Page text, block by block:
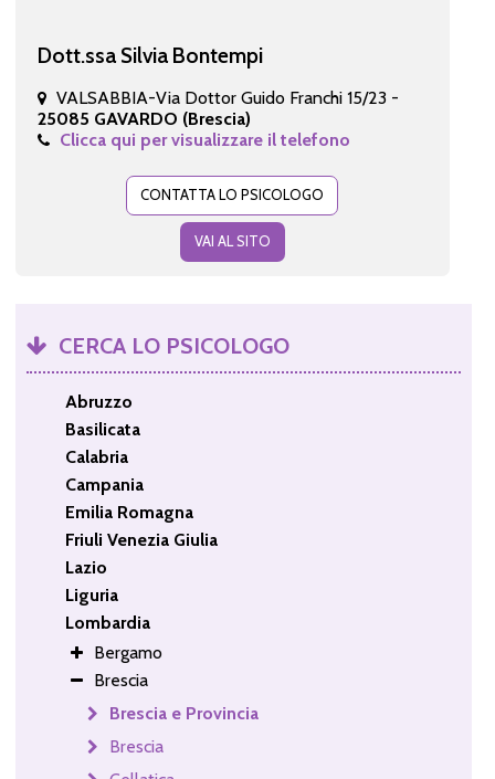
Dott.ssa Silvia Bontempi
VALSABBIA-Via Dottor Guido Franchi 15/23 -
25085 GAVARDO (Brescia)
Clicca qui per visualizzare il telefono
CONTATTA LO PSICOLOGO
VAI AL SITO
CERCA LO PSICOLOGO
Abruzzo
Basilicata
Calabria
Campania
Emilia Romagna
Friuli Venezia Giulia
Lazio
Liguria
Lombardia
Bergamo
Brescia
Brescia e Provincia
Brescia